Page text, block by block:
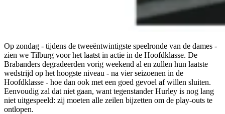
Op zondag - tijdens de tweeëntwintigste speelronde van de dames -
zien we Tilburg voor het laatst in actie in de Hoofdklasse. De
Brabanders degradeerden vorig weekend al en zullen hun laatste
wedstrijd op het hoogste niveau - na vier seizoenen in de
Hoofdklasse - hoe dan ook met een goed gevoel af willen sluiten.
Eenvoudig zal dat niet gaan, want tegenstander Hurley is nog lang
niet uitgespeeld: zij moeten alle zeilen bijzetten om de play-outs te
ontlopen.